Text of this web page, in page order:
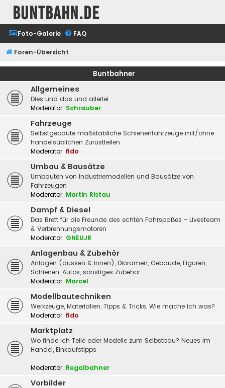
buntbahn.de
Foto-Galerie FAQ
Foren-Übersicht
Buntbahner
Allgemeines
Dies und das und allerlei
Moderator: Schrauber
Fahrzeuge
Selbstgebaute maßstäbliche Schienenfahrzeuge mit/ohne
handelsüblichen Zurüstteilen
Moderator: fido
Umbau & Bausätze
Umbauten von Industriemodellen und Bausätze von
Fahrzeugen
Moderator: Martin Ristau
Dampf & Diesel
Das Brett für die Freunde des echten Fahrspaßes - Livesteam
& Verbrennungsmotoren
Moderator: GNEUJR
Anlagenbau & Zubehör
Anlagen (aussen & innen), Dioramen, Gebäude, Figuren,
Schienen, Autos, sonstiges Zubehör
Moderator: Marcel
Modellbautechniken
Werkzeuge, Materialien, Tipps & Tricks, Wie mache ich was?
Moderator: fido
Marktplatz
Wo finde ich Teile oder Modelle zum Selbstbau? Neues im
Handel, Einkaufstipps
Moderator: Regalbahner
Vorbilder